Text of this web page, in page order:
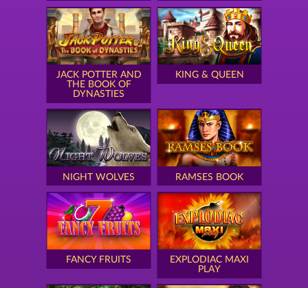
JACK POTTER AND
THE BOOK OF
DYNASTIES
KING & QUEEN
NIGHT WOLVES RAMSES BOOK
FANCY FRUITS
EXPLODIAC MAXI
PLAY